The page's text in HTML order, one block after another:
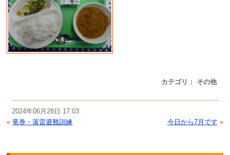
カテゴリ： その他
2024年06月28日 17:03
« 竜巻・落雷避難訓練 今日から7月です »